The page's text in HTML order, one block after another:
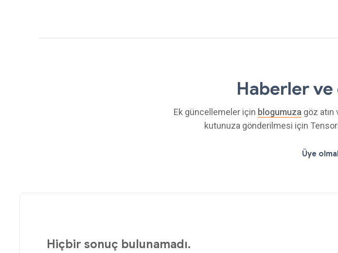
Haberler
Ek güncellemeler için blogumuza göz
kutunuza gönderilmesi için
Üye
Hiçbir sonuç bulunamadı.